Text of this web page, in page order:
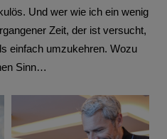
Und wer wie ich ein wenig
Zeit, der ist versucht,
einfach umzukehren. Wozu
Sinn…